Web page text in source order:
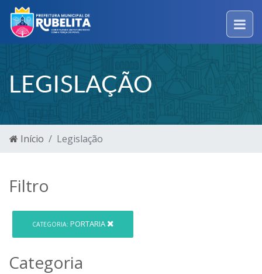
LEGISLAÇÃO
Início Legislação
Filtro
CATEGORIA: PORTARIA
Categoria